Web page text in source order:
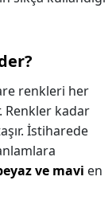
renkleri her
Renkler kadar
İstiharede
ve mavi en